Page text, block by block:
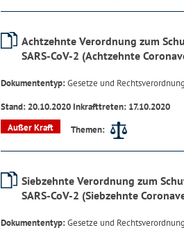
Achtzehnte Verordnung zum
SARS-CoV-2 (Achtzehnte
Dokumententyp:Gesetze und
Stand: 20.10.2020 Inkrafttreten: 17.10.2020
Außer Kraft
Themen:
Siebzehnte Verordnung zum
SARS-CoV-2 (Siebzehnte
Dokumententyp:Gesetze und